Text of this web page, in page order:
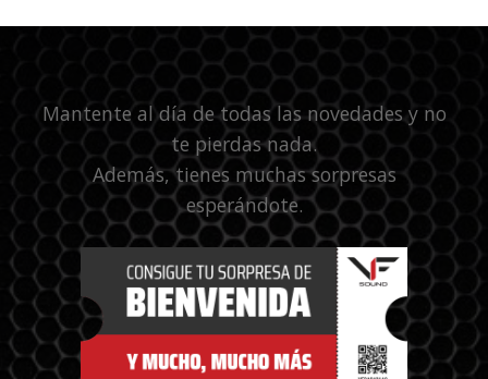
Mantente al día de todas las novedades y no
te pierdas nada.
Además, tienes muchas sorpresas
esperándote.